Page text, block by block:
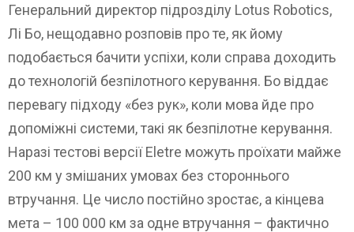
Генеральний директор підрозділу Lotus Robotics,
Лі Бо, нещодавно розповів про те, як йому
подобається бачити успіхи, коли справа доходить
до технологій безпілотного керування. Бо віддає
перевагу підходу «без рук», коли мова йде про
допоміжні системи, такі як безпілотне керування.
Наразі тестові версії Eletre можуть проїхати майже
200 км у змішаних умовах без стороннього
втручання. Це число постійно зростає, а кінцева
мета – 100 000 км за одне втручання – фактично